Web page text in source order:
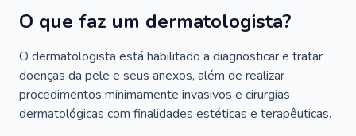
O que faz um dermatologista?
O dermatologista está habilitado a diagnosticar e tratar
doenças da pele e seus anexos, além de realizar
procedimentos minimamente invasivos e cirurgias
dermatológicas com finalidades estéticas e terapêuticas.